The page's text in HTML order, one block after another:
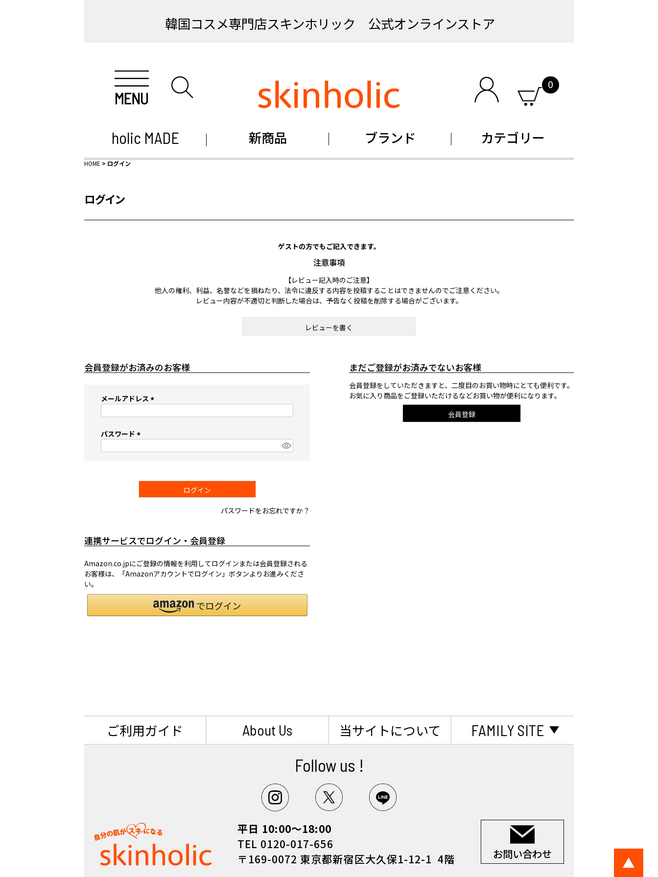
韓国コスメ専門店スキンホリック 公式オンラインストア
0
holic MADE 新商品 ブランド カテゴリー
HOME ログイン
ログイン
ゲストの方でもご記入できます。
注意事項
【レビュー記入時のご注意】
他人の権利、利益、名誉などを損ねたり、法令に違反する内容を投稿することはできませんのでご注意ください。
レビュー内容が不適切と判断した場合は、予告なく投稿を削除する場合がございます。
レビューを書く
会員登録がお済みのお客様
メールアドレス
)
パスワード
ログイン
パスワードをお忘れですか？
連携サービスでログイン・会員登録
Amazon.co.jpにご登録の情報を利用してログインまたは会員登録される
お客様は、「Amazonアカウントでログイン」ボタンよりお進みくださ
い。
まだご登録がお済みでないお客様
会員登録をしていただきますと、二度目のお買い物時にとても便利です。
お気に入り商品をご登録いただけるなどお買い物が便利になります。
会員登録
ご利用ガイド About Us 当サイトについて FAMILY SITE
Follow us !
平日 10:00～18:00
TEL 0120-017-656
〒169-0072 東京都新宿区大久保1-12-1 4階
お問い合わせ